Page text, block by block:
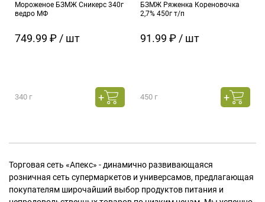
Мороженое БЗМЖ Сникерс 340г
ведро МФ
749.99 ₽ / шт
340 г
БЗМЖ Ряженка Кореновочка
2,7% 450г т/п
91.99 ₽ / шт
450 г
Торговая сеть «Апекс» - динамично развивающаяся
розничная сеть супермаркетов и универсамов, предлагающая
покупателям широчайший выбор продуктов питания и